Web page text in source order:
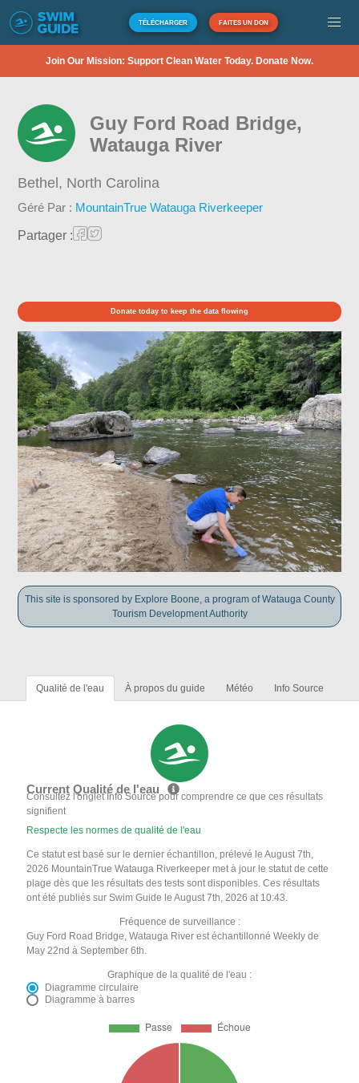
TÉLÉCHARGER FAITES UN DON
Join Our Mission: Support Clean Water Today. Donate Now.
Guy Ford Road Bridge,
Watauga River
Bethel, North Carolina
Géré Par : MountainTrue Watauga Riverkeeper
Partager :
Donate today to keep the data flowing
This site is sponsored by Explore Boone, a program of Watauga County
Tourism Development Authority
Qualité de l'eau À propos du guide Météo Info Source
Current Qualité de l'eau
Consultez l'onglet Info Source pour comprendre ce que ces résultats
signifient
Respecte les normes de qualité de l'eau
Ce statut est basé sur le dernier échantillon, prélevé le August 7th,
2026 MountainTrue Watauga Riverkeeper met à jour le statut de cette
plage dès que les résultats des tests sont disponibles. Ces résultats
ont été publiés sur Swim Guide le August 7th, 2026 at 10:43.
Fréquence de surveillance :
Guy Ford Road Bridge, Watauga River est échantillonné Weekly de
May 22nd à September 6th.
Graphique de la qualité de l'eau :
Diagramme circulaire
Diagramme à barres